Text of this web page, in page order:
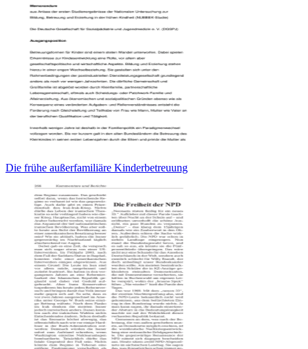
Die frühe außerfamiliäre Kinderbetreuung